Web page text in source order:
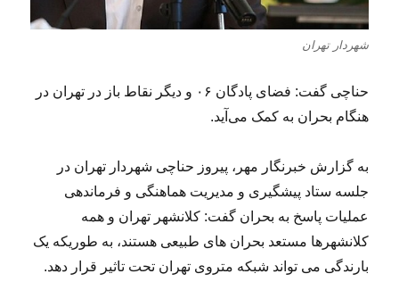
شهردار تهران
حناچی گفت: فضای پادگان ۰۶ و دیگر نقاط باز در تهران در
هنگام بحران به کمک می‌آید.
به گزارش خبرنگار مهر، پیروز حناچی شهردار تهران در
جلسه ستاد پیشگیری و مدیریت هماهنگی و فرماندهی
عملیات پاسخ به بحران گفت: کلانشهر تهران و همه
کلانشهرها مستعد بحران های طبیعی هستند، به طوریکه یک
بارندگی می تواند شبکه متروی تهران تحت تاثیر قرار دهد.